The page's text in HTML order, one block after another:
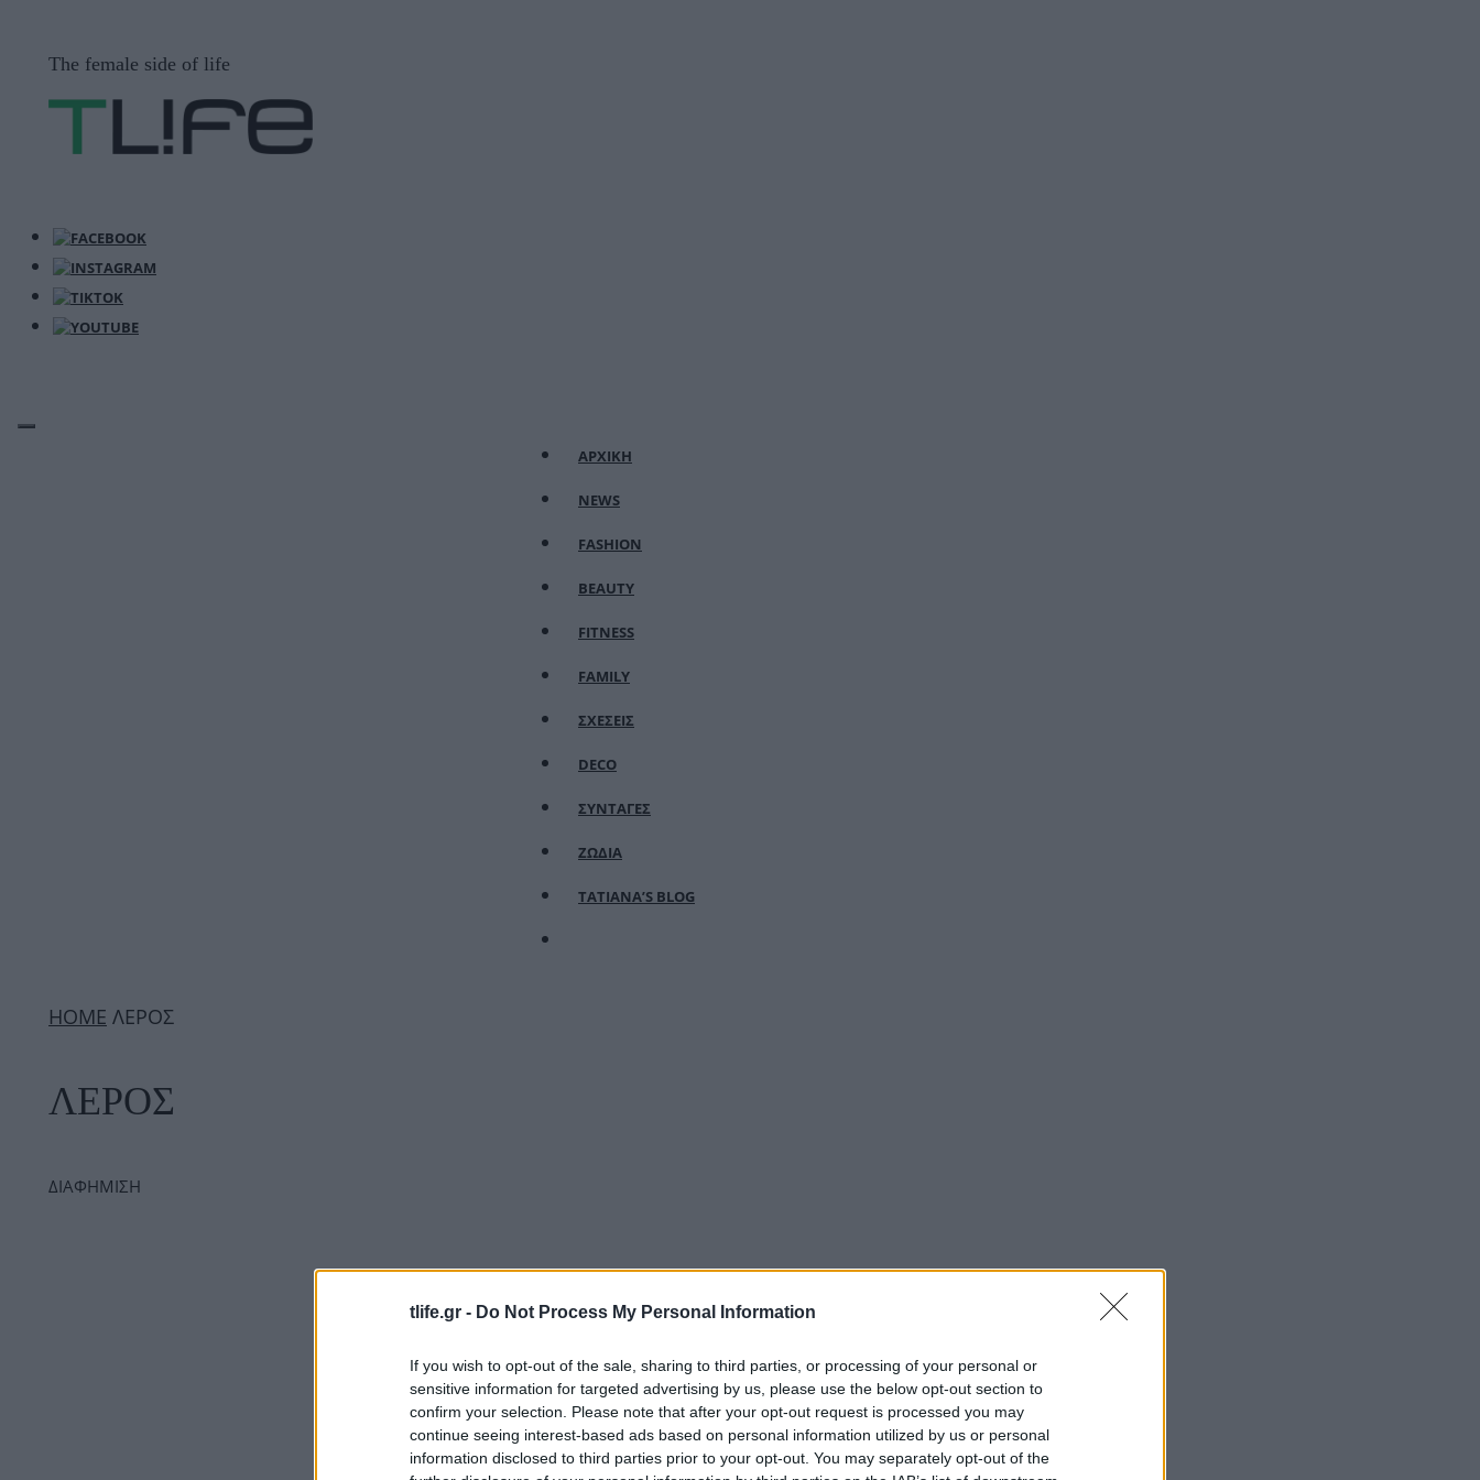
tlife.gr - Do Not Process My Personal Information
If you wish to opt-out of the sale, sharing to third parties, or processing of your personal or
sensitive information for targeted advertising by us, please use the below opt-out section to
confirm your selection. Please note that after your opt-out request is processed you may
continue seeing interest-based ads based on personal information utilized by us or personal
information disclosed to third parties prior to your opt-out. You may separately opt-out of the
The female side of life
ΑΡΧΙΚΗ
NEWS
FASHION
BEAUTY
FITNESS
FAMILY
ΣΧΕΣΕΙΣ
DECO
ΣΥΝΤΑΓΕΣ
ΖΩΔΙΑ
TATIANA’S BLOG
ΗΟΜΕ ΛΕΡΟΣ
ΛΕΡΟΣ
ΔΙΑΦΗΜΙΣΗ